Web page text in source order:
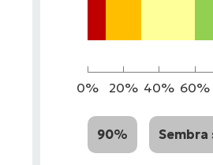
0% 20% 40% 60%
90%